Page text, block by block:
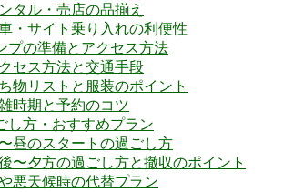
タル・売店の品揃え
・サイト乗り入れの利便性
プの準備とアクセス方法
セス方法と交通手段
物リストと服装のポイント
時期と予約のコツ
し方・おすすめプラン
昼のスタートの過ごし方
〜夕方の過ごし方と撤収のポイント
悪天候時の代替プラン